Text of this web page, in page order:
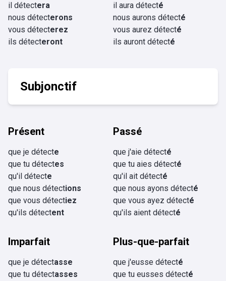
il détectera
nous détecterons
vous détecterez
ils détecteront
il aura détecté
nous aurons détecté
vous aurez détecté
ils auront détecté
Subjonctif
Présent
que je détecte
que tu détectes
qu'il détecte
que nous détections
que vous détectiez
qu'ils détectent
Passé
que j'aie détecté
que tu aies détecté
qu'il ait détecté
que nous ayons détecté
que vous ayez détecté
qu'ils aient détecté
Imparfait
que je détectasse
que tu détectasses
Plus-que-parfait
que j'eusse détecté
que tu eusses détecté